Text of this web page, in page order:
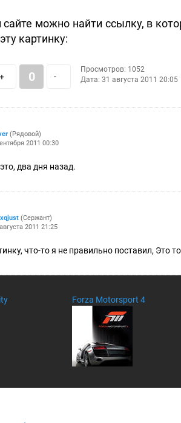
можно найти ссылку, в
картинку:
+ 0 -
Просмотров: 1052
Дата: 31 августа 2011 20:05
(Рядовой)
2011 00:30
два дня назад.
(Сержант)
2011 21:25
что-то я не правильно поставил, Это
Forza Motorsport 4